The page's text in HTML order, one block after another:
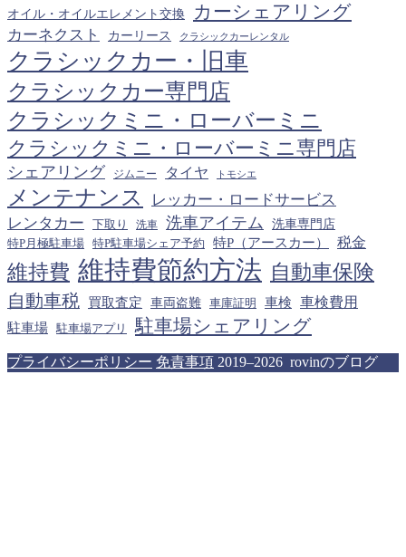
オイル・オイルエレメント交換 カーシェアリング
カーネクスト カーリース クラシックカーレンタル
クラシックカー・旧車
クラシックカー専門店
クラシックミニ・ローバーミニ
クラシックミニ・ローバーミニ専門店
シェアリング ジムニー タイヤ トモシエ
メンテナンス
レッカー・ロードサービス
レンタカー
下取り 洗車 洗車アイテム
洗車専門店
特P月極駐車場
特P駐車場シェア予約 特P（アースカー） 税金
維持費 維持費節約方法 自動車保険
自動車税 買取査定 車両盗難 車庫証明 車検 車検費用
駐車場 駐車場アプリ 駐車場シェアリング
プライバシーポリシー 免責事項 2019–2026 rovinのブログ